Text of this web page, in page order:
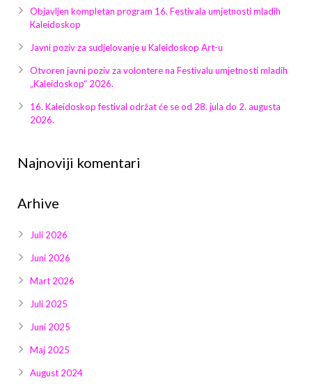
Galerija 2023
Objavljen kompletan program 16. Festivala umjetnosti mladih
Kaleidoskop
Javni poziv za sudjelovanje u Kaleidoskop Art-u
Otvoren javni poziv za volontere na Festivalu umjetnosti mladih
„Kaleidoskop“ 2026.
16. Kaleidoskop festival održat će se od 28. jula do 2. augusta
2026.
Najnoviji komentari
Arhive
Juli 2026
Juni 2026
Mart 2026
Juli 2025
Juni 2025
Maj 2025
August 2024